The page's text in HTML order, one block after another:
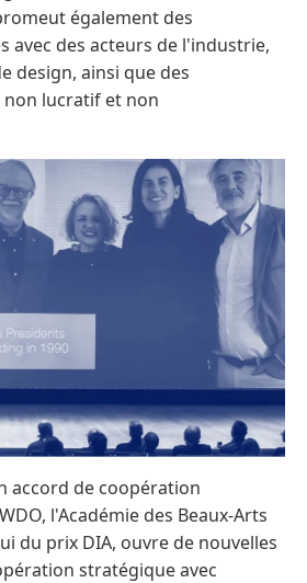
également des
avec des acteurs de l'industrie,
design, ainsi que des
lucratif et non
accord de coopération
l'Académie des Beaux-Arts
du prix DIA, ouvre de nouvelles
stratégique avec